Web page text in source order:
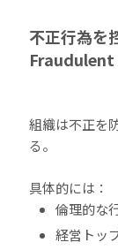
不正行為
Fraudulent
組織は不正を
る。
具体的には：
倫理的な
経営トッ